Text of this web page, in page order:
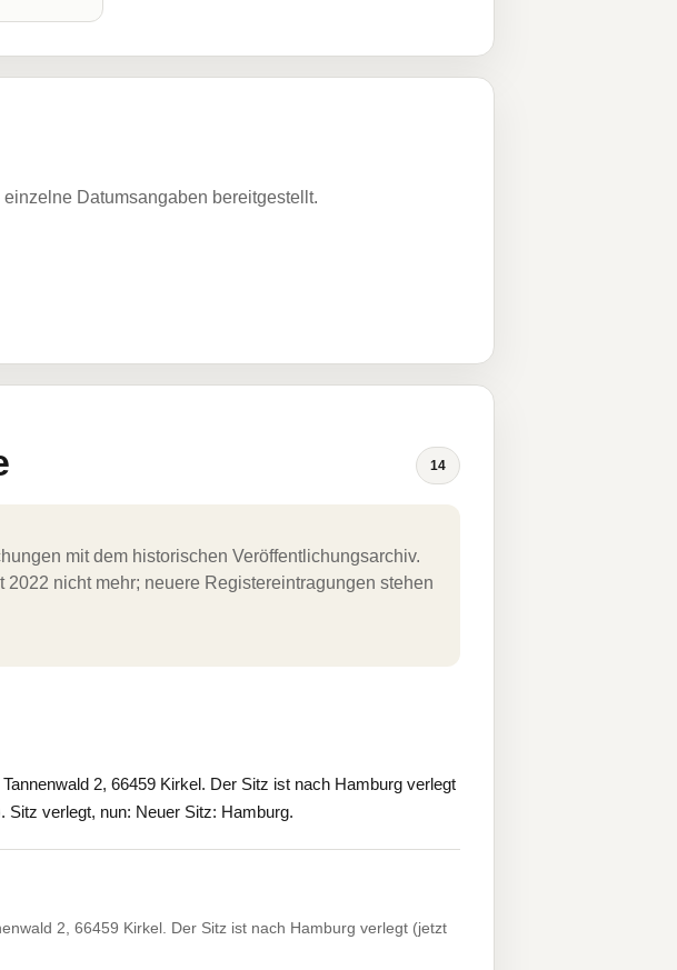
Datumsangaben bereitgestellt.
14
mit dem historischen Veröffentlichungsarchiv.
nicht mehr; neuere Registereintragungen stehen
2, 66459 Kirkel. Der Sitz ist nach Hamburg verlegt
Sitz verlegt, nun: Neuer Sitz: Hamburg.
2, 66459 Kirkel. Der Sitz ist nach Hamburg verlegt (jetzt